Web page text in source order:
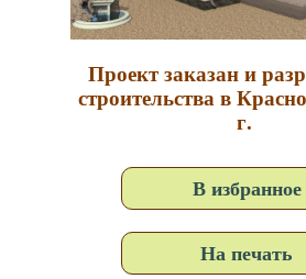
Проект заказан и
строительства в
г.
В избранное
На печать